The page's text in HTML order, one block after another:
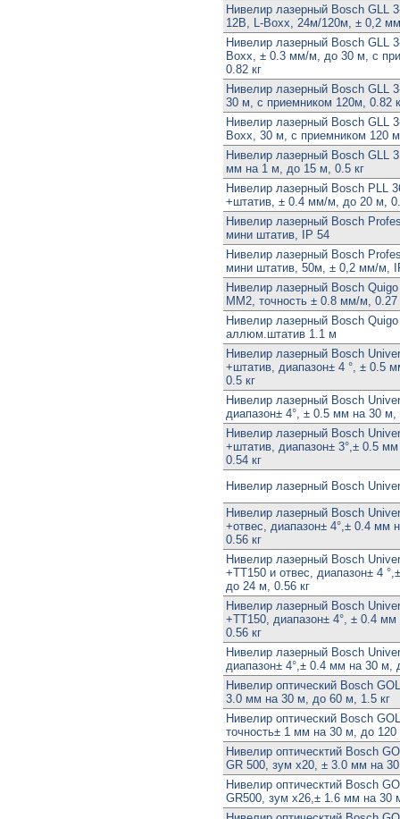
Нивелир лазерный Bosch GLL
12В, L-Boxx, 24м/120м, ± 0,2
Нивелир лазерный Bosch GLL
Boxx, ± 0.3 мм/м, до 30 м, с
0.82 кг
Нивелир лазерный Bosch GLL
30 м, с приемником 120м, 0.82
Нивелир лазерный Bosch GLL
Boxx, 30 м, с приемником 120
Нивелир лазерный Bosch GLL
мм на 1 м, до 15 м, 0.5 кг
Нивелир лазерный Bosch PLL
+штатив, ± 0.4 мм/м, до 20 м,
Нивелир лазерный Bosch
мини штатив, IP 54
Нивелир лазерный Bosch
мини штатив, 50м, ± 0,2 мм/м,
Нивелир лазерный Bosch
MM2, точность ± 0.8 мм/м, 0.27
Нивелир лазерный Bosch
аллюм.штатив 1.1 м
Нивелир лазерный Bosch
+штатив, диапазон± 4 °, ± 0.5
0.5 кг
Нивелир лазерный Bosch
диапазон± 4°, ± 0.5 мм на 30 м,
Нивелир лазерный Bosch
+штатив, диапазон± 3°,± 0.5
0.54 кг
Нивелир лазерный Bosch
Нивелир лазерный Bosch
+отвес, диапазон± 4°,± 0.4 мм
0.56 кг
Нивелир лазерный Bosch
+TT150 и отвес, диапазон± 4
до 24 м, 0.56 кг
Нивелир лазерный Bosch
+TT150, диапазон± 4°, ± 0.4
0.56 кг
Нивелир лазерный Bosch
диапазон± 4°,± 0.4 мм на 30 м,
Нивелир оптический Bosch
3.0 мм на 30 м, до 60 м, 1.5 кг
Нивелир оптический Bosch
точность± 1 мм на 30 м, до 120
Нивелир оптическтий Bosch
GR 500, зум х20, ± 3.0 мм на
Нивелир оптическтий Bosch
GR500, зум х26,± 1.6 мм на 30